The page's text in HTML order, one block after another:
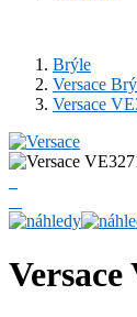
Brýle
Versace
Versace
Versace